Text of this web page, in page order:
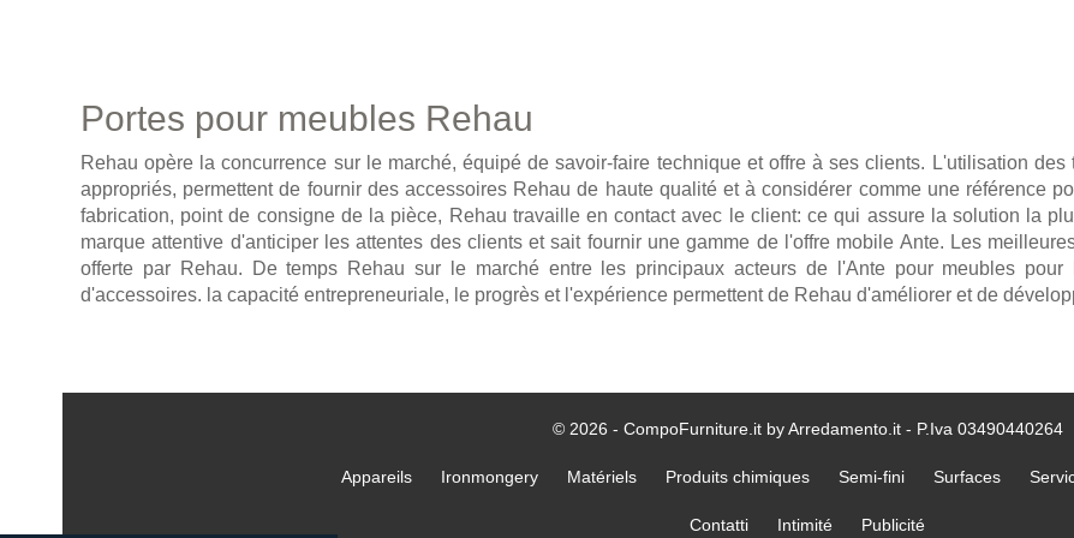
Portes pour meubles Rehau
Rehau opère la concurrence sur le marché, équipé de savoir-faire technique et offre à ses clients. L'utilisation
appropriés, permettent de fournir des accessoires Rehau de haute qualité et à considérer comme une référence
fabrication, point de consigne de la pièce, Rehau travaille en contact avec le client: ce qui assure la solution la
marque attentive d'anticiper les attentes des clients et sait fournir une gamme de l'offre mobile Ante. Les
offerte par Rehau. De temps Rehau sur le marché entre les principaux acteurs de l'Ante pour meubles
d'accessoires. la capacité entrepreneuriale, le progrès et l'expérience permettent de Rehau d'améliorer et de
© 2026 - CompoFurniture.it by Arredamento.it - P.Iva 03490440264
Appareils Ironmongery Matériels Produits chimiques Semi-fini Surfaces
Contatti Intimité Publicité